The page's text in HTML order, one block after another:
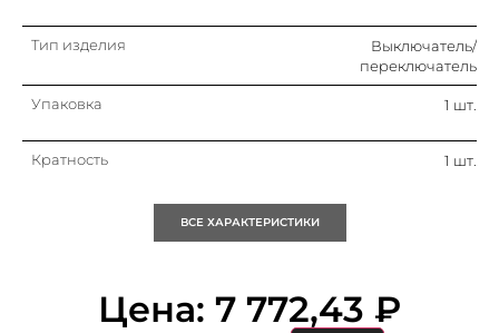
Тип изделия
Выключатель/
переключатель
Упаковка 1 шт.
Кратность 1 шт.
ВСЕ ХАРАКТЕРИСТИКИ
Цена: 7 772,43 ₽